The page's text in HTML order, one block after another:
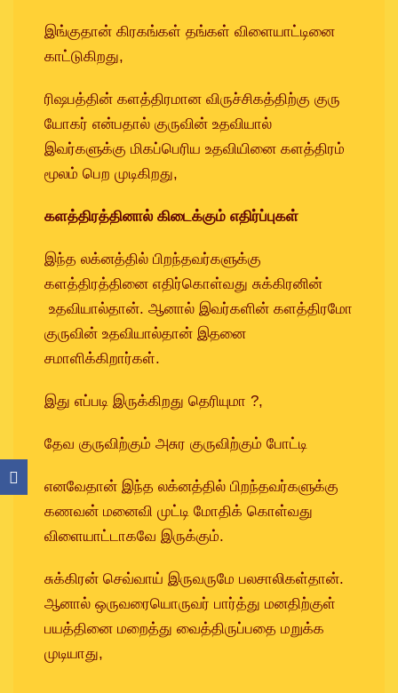
இங்குதான் கிரகங்கள் தங்கள் விளையாட்டினை
காட்டுகிறது,
ரிஷபத்தின் களத்திரமான விருச்சிகத்திற்கு குரு
யோகர் என்பதால் குருவின் உதவியால்
இவர்களுக்கு மிகப்பெரிய உதவியினை களத்திரம்
மூலம் பெற முடிகிறது,
களத்திரத்தினால் கிடைக்கும் எதிர்ப்புகள்
இந்த லக்னத்தில் பிறந்தவர்களுக்கு
களத்திரத்தினை எதிர்கொள்வது சுக்கிரனின்
உதவியால்தான். ஆனால் இவர்களின் களத்திரமோ
குருவின் உதவியால்தான் இதனை
சமாளிக்கிறார்கள்.
இது எப்படி இருக்கிறது தெரியுமா ?,
தேவ குருவிற்கும் அசுர குருவிற்கும் போட்டி
எனவேதான் இந்த லக்னத்தில் பிறந்தவர்களுக்கு
கணவன் மனைவி முட்டி மோதிக் கொள்வது
விளையாட்டாகவே இருக்கும்.
சுக்கிரன் செவ்வாய் இருவருமே பலசாலிகள்தான்.
ஆனால் ஒருவரையொருவர் பார்த்து மனதிற்குள்
பயத்தினை மறைத்து வைத்திருப்பதை மறுக்க
முடியாது,